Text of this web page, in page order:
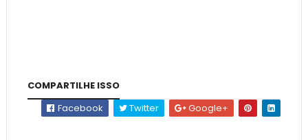
COMPARTILHE ISSO
Facebook
Twitter Google+